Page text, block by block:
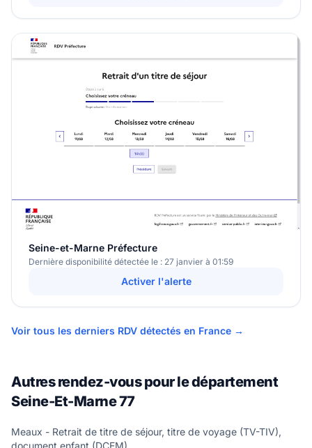
Seine-et-Marne Préfecture
Dernière disponibilité détectée le : 27 janvier à 01:59
Activer l'alerte
Voir tous les derniers RDV détectés en France →
Autres rendez-vous pour le département
Seine-Et-Marne 77
Meaux - Retrait de titre de séjour, titre de voyage (TV-TIV),